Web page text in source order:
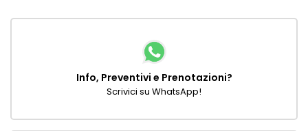
Info, Preventivi e Prenotazioni?
Scrivici su WhatsApp!